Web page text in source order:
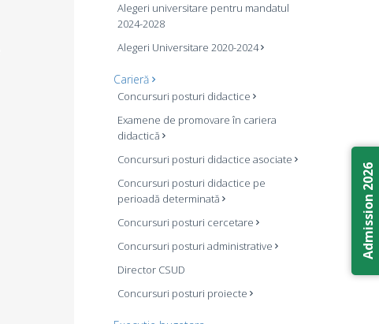
Alegeri universitare pentru mandatul
2024-2028
Alegeri Universitare 2020-2024
Carieră
Concursuri posturi didactice
Examene de promovare în cariera
didactică
Concursuri posturi didactice asociate
Concursuri posturi didactice pe
perioadă determinată
Concursuri posturi cercetare
Concursuri posturi administrative
Director CSUD
Concursuri posturi proiecte
Admission 2026